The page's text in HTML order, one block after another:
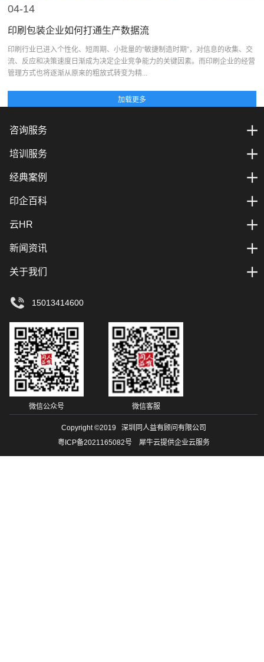
04-14
印刷包装企业如何打通生产数据流
印刷行业已进入个性化、短周期、小批量的“敏捷制造时期”，对信息的收集、交
流、反应和决策速度日渐成为决定企业竞争能力的关键因素。而印刷企业的经营
管理方式也将逐渐从原来的粗放式转变为精...
咨询服务
培训服务
经典案例
印企百科
云HR
新闻资讯
关于我们
15013414600
微信公众号 微信客服
Copyright ©2019 深圳同人益有顾问有限公司
粤ICP备2021165082号 犀牛云提供企业云服务